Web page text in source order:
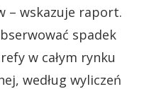
– wskazuje raport.
spadek
w całym rynku
według wyliczeń